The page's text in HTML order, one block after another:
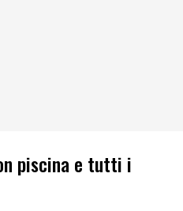
piscina e tutti i